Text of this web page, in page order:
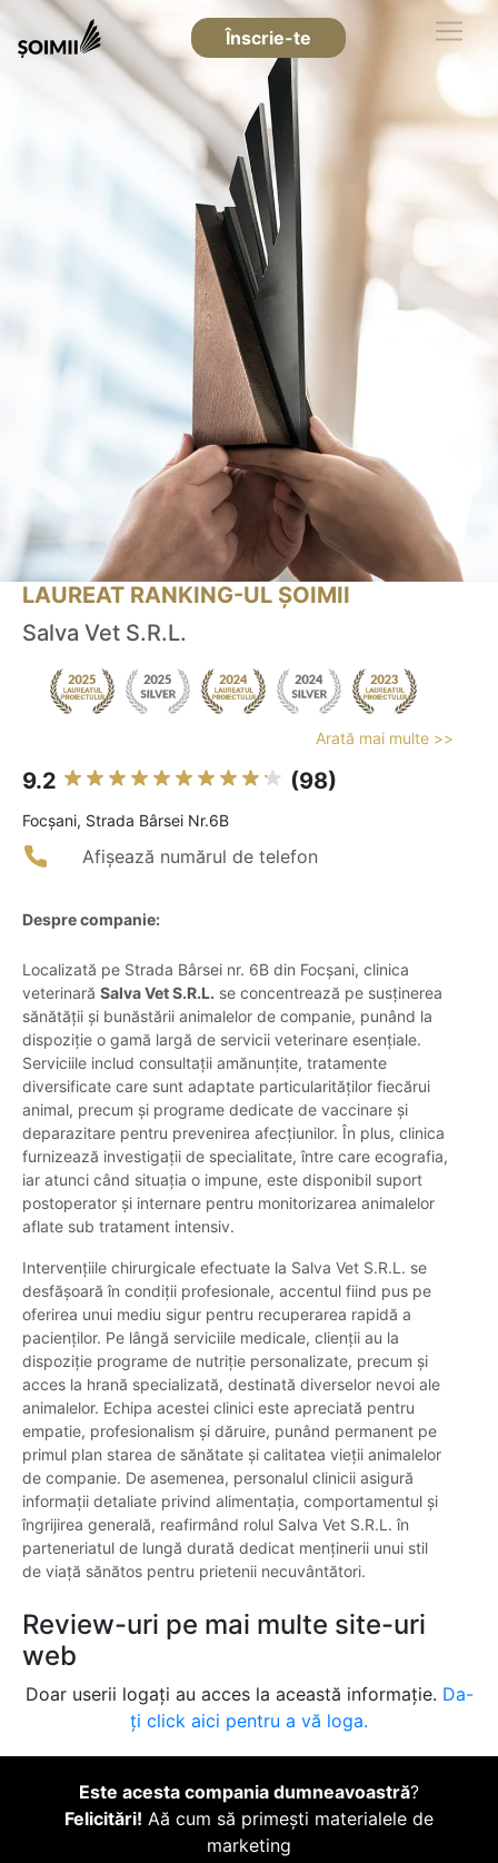
Înscrie-te
LAUREAT RANKING-UL ȘOIMII
Salva Vet S.R.L.
Arată mai multe >>
9.2 (98)
Focşani, Strada Bârsei Nr.6B
Afișează numărul de telefon
Despre companie:
Localizată pe Strada Bârsei nr. 6B din Focșani, clinica
veterinară Salva Vet S.R.L. se concentrează pe susținerea
sănătății și bunăstării animalelor de companie, punând la
dispoziție o gamă largă de servicii veterinare esențiale.
Serviciile includ consultații amănunțite, tratamente
diversificate care sunt adaptate particularităților fiecărui
animal, precum și programe dedicate de vaccinare și
deparazitare pentru prevenirea afecțiunilor. În plus, clinica
furnizează investigații de specialitate, între care ecografia,
iar atunci când situația o impune, este disponibil suport
postoperator și internare pentru monitorizarea animalelor
aflate sub tratament intensiv.
Intervențiile chirurgicale efectuate la Salva Vet S.R.L. se
desfășoară în condiții profesionale, accentul fiind pus pe
oferirea unui mediu sigur pentru recuperarea rapidă a
pacienților. Pe lângă serviciile medicale, clienții au la
dispoziție programe de nutriție personalizate, precum și
acces la hrană specializată, destinată diverselor nevoi ale
animalelor. Echipa acestei clinici este apreciată pentru
empatie, profesionalism și dăruire, punând permanent pe
primul plan starea de sănătate și calitatea vieții animalelor
de companie. De asemenea, personalul clinicii asigură
informații detaliate privind alimentația, comportamentul și
îngrijirea generală, reafirmând rolul Salva Vet S.R.L. în
parteneriatul de lungă durată dedicat menținerii unui stil
de viață sănătos pentru prietenii necuvântători.
Review-uri pe mai multe site-uri
web
Doar userii logați au acces la această informație. Da-
ți click aici pentru a vă loga.
Este acesta compania dumneavoastră?
Felicitări! Aă cum să primești materialele de
marketing